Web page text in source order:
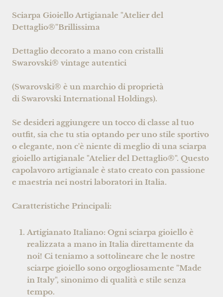
Sciarpa Gioiello Artigianale "Atelier del
Dettaglio®"Brillissima
Dettaglio decorato a mano con cristalli
Swarovski® vintage autentici
(Swarovski® è un marchio di proprietà
di Swarovski International Holdings).
Se desideri aggiungere un tocco di classe al tuo
outfit, sia che tu stia optando per uno stile sportivo
o elegante, non c'è niente di meglio di una sciarpa
gioiello artigianale "Atelier del Dettaglio®". Questo
capolavoro artigianale è stato creato con passione
e maestria nei nostri laboratori in Italia.
Caratteristiche Principali:
Artigianato Italiano: Ogni sciarpa gioiello è
realizzata a mano in Italia direttamente da
noi! Ci teniamo a sottolineare che le nostre
sciarpe gioiello sono orgogliosamente "Made
in Italy", sinonimo di qualità e stile senza
tempo.